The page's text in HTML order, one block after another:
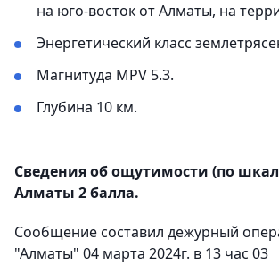
на юго-восток от Алматы, на
Энергетический класс
Магнитуда MPV 5.3.
Глубина 10 км.
Сведения об ощутимости (по
Алматы 2 балла.
Сообщение составил дежурный
"Алматы" 04 марта 2024г. в 13 час 03